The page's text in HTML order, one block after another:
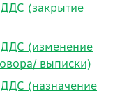
(закрытие
(изменение
выписки)
(назначение